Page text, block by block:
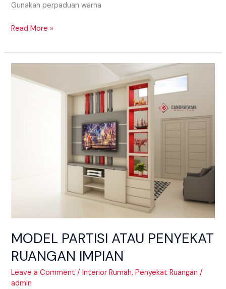
Gunakan perpaduan warna
Read More »
MODEL PARTISI ATAU PENYEKAT
RUANGAN IMPIAN
Leave a Comment /Interior Rumah,Penyekat Ruangan /
admin
PARTISI